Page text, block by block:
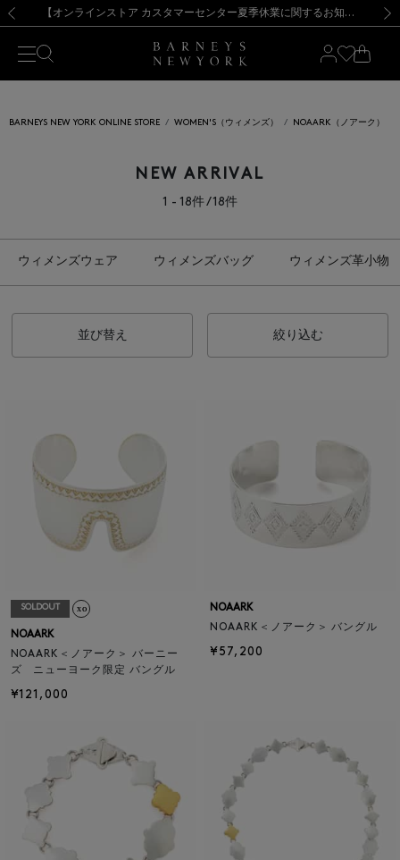
新規登録のお客様も対象！＜MY BARNEYS＞会員のお客様は11,000円（税込）以上のお買上げで常時送料無料！お買い物の際は会員登録を！
【夏季休業に伴う出荷一時停止のお知らせ】(2026.8.7) 【オンラインストア カスタマーセンター夏季休業に関するお知らせ】（2026.8.7）
【夏季休業に伴う返品・交換承り一時停止のお知らせ】（2026.8.5）
熊本県を中心とした地震の影響によるお荷物のお届けについて
【開催中】SUMMER SALEのご案内・ご注意事項 新規登録のお客様も対象！＜MY BARNEYS＞会員のお客様は11,000円（税込）以上のお買上げで常時送料無料！お買い物の際は会員登録を！
【夏季休業に伴う出荷一時停止のお知らせ】(2026.8.7)
BARNEYS NEW YORK ONLINE STORE WOMEN'S（ウィメンズ） NOAARK（ノアーク）
NEW ARRIVAL
1 - 18件 / 18件
ウィメンズウェア ウィメンズバッグ ウィメンズ革小物
並び替え 絞り込む
SOLDOUT
NOAARK
NOAARK＜ノアーク＞ バーニー
ズ ニューヨーク限定 バングル
¥121,000
NOAARK
NOAARK＜ノアーク＞ バングル
¥57,200